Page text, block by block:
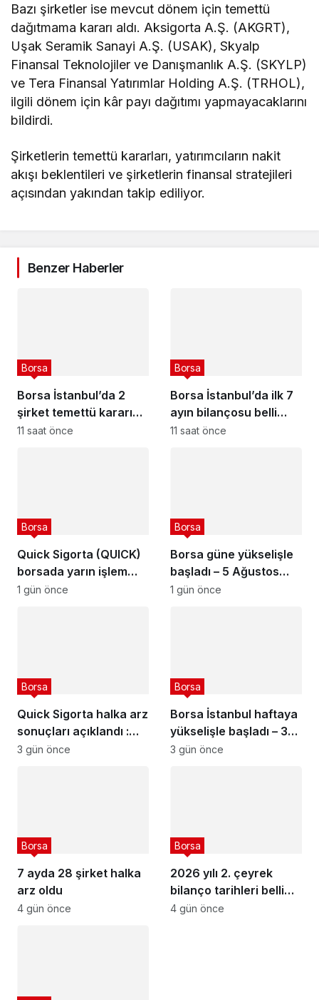
Bazı şirketler ise mevcut dönem için temettü
dağıtmama kararı aldı. Aksigorta A.Ş. (AKGRT),
Uşak Seramik Sanayi A.Ş. (USAK), Skyalp
Finansal Teknolojiler ve Danışmanlık A.Ş. (SKYLP)
ve Tera Finansal Yatırımlar Holding A.Ş. (TRHOL),
ilgili dönem için kâr payı dağıtımı yapmayacaklarını
bildirdi.
Şirketlerin temettü kararları, yatırımcıların nakit
akışı beklentileri ve şirketlerin finansal stratejileri
açısından yakından takip ediliyor.
Benzer Haberler
Borsa İstanbul’da 2
şirket temettü kararını
açıkladı – 6 Ağustos
Borsa
11 saat önce
Borsa İstanbul’da ilk 7
ayın bilançosu belli
oldu
Borsa
11 saat önce
Quick Sigorta (QUICK)
borsada yarın işlem
görmeye başlayacak
Borsa
1 gün önce
Borsa güne yükselişle
başladı – 5 Ağustos
2026
Borsa
1 gün önce
Quick Sigorta halka arz
sonuçları açıklandı :
Quick Sigorta (QUICK)
Borsa
3 gün önce
Borsa İstanbul haftaya
yükselişle başladı – 3
Ağustos 2026
Borsa
3 gün önce
7 ayda 28 şirket halka
arz oldu
Borsa
4 gün önce
2026 yılı 2. çeyrek
bilanço tarihleri belli
olan şirketler
Borsa
4 gün önce